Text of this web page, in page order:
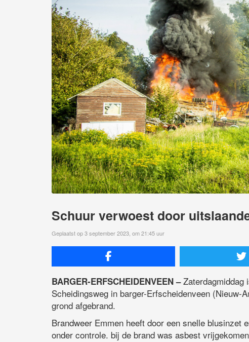
Schuur verwoest door
Geplaatst op 3 september 2023, om 21:45 uur
BARGER-ERFSCHEIDENVEEN –Zaterdagmiddag
Scheidingsweg in barger-Erfscheidenveen
grond afgebrand.
Brandweer Emmen heeft door een snelle blusinzet
onder controle. bij de brand was asbest